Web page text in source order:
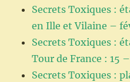
Secrets Toxiques :
en Ille et Vilaine –
Secrets Toxiques :
Tour de France : 15
Secrets Toxiques :